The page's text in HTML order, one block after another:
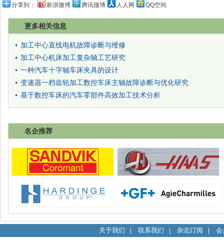
分享到： 新浪微博 腾讯微博 人人网 QQ空间
更多相关信息
加工中心直线电机故障诊断与维修
加工中心机床加工复杂轴工艺研究
一种汽车十字轴车床夹具的设计
变速器一档齿轮加工数控车床主轴故障诊断与优化研究
基于数控车床的汽车零部件高效加工技术分析
名企推荐
关于我们 联系我们 杂志订阅 会